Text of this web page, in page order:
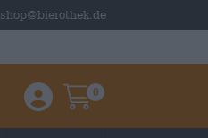
shop@bierothek.de
Einloggen / Anmelden
Warenkorb
0